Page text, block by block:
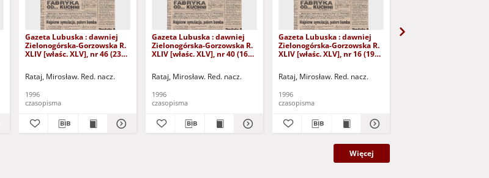
Gazeta Lubuska : dawniej
Zielonogórska-Gorzowska R.
XLIV [właśc. XLV], nr 46 (23
Rataj, Mirosław. Red. nacz.
1996
czasopisma
Gazeta Lubuska : dawniej
Zielonogórska-Gorzowska R.
XLIV [właśc. XLV], nr 40 (16
Rataj, Mirosław. Red. nacz.
1996
czasopisma
Gazeta Lubuska : dawniej
Zielonogórska-Gorzowska R.
XLIV [właśc. XLV], nr 16 (19
Rataj, Mirosław. Red. nacz.
1996
czasopisma
Więcej